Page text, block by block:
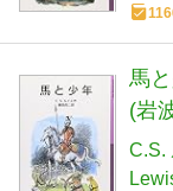
馬
(岩
C.S.